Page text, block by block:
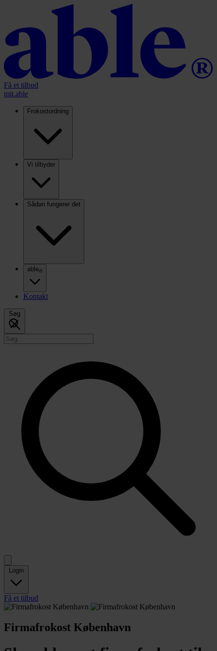
Få et tilbud
mit.able
Frokostordning
Vi tilbyder
Sådan fungerer det
able®
Kontakt
Søg
Login
Få et tilbud
Firmafrokost København